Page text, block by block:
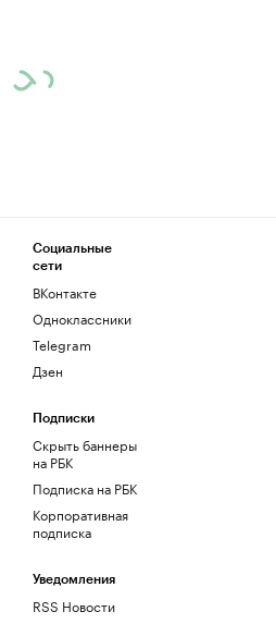
Социальные
сети
ВКонтакте
Одноклассники
Telegram
Дзен
Подписки
Скрыть баннеры
на РБК
Подписка на РБК
Корпоративная
подписка
Уведомления
RSS Новости